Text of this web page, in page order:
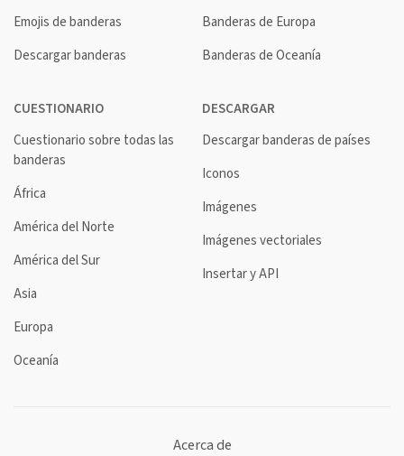
Emojis de banderas
Descargar banderas
Banderas de Europa
Banderas de Oceanía
CUESTIONARIO
Cuestionario sobre todas las
banderas
África
América del Norte
América del Sur
Asia
Europa
Oceanía
DESCARGAR
Descargar banderas de países
Iconos
Imágenes
Imágenes vectoriales
Insertar y API
Acerca de